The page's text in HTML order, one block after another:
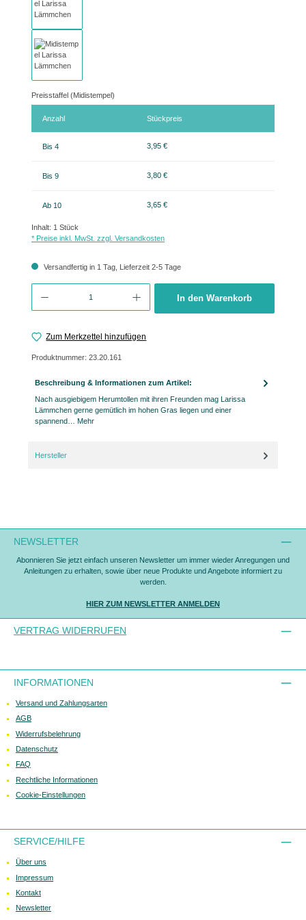
Preisstaffel (Midistempel)
Anzahl Stückpreis
Bis 4 3,95 €
Bis 9 3,80 €
Ab 10 3,65 €
Inhalt: 1 Stück
* Preise inkl. MwSt. zzgl. Versandkosten
Versandfertig in 1 Tag, Lieferzeit 2-5 Tage
In den Warenkorb
Zum Merkzettel hinzufügen
Produktnummer: 23.20.161
Beschreibung & Informationen zum Artikel:
Nach ausgiebigem Herumtollen mit ihren Freunden mag Larissa
Lämmchen gerne gemütlich im hohen Gras liegen und einer
spannend… Mehr
Hersteller
NEWSLETTER
Abonnieren Sie jetzt einfach unseren Newsletter um immer wieder Anregungen und
Anleitungen zu erhalten, sowie über neue Produkte und Angebote informiert zu
werden.
HIER ZUM NEWSLETTER ANMELDEN
VERTRAG WIDERRUFEN
INFORMATIONEN
Versand und Zahlungsarten
AGB
Widerrufsbelehrung
Datenschutz
FAQ
Rechtliche Informationen
Cookie-Einstellungen
SERVICE/HILFE
Über uns
Impressum
Kontakt
Newsletter